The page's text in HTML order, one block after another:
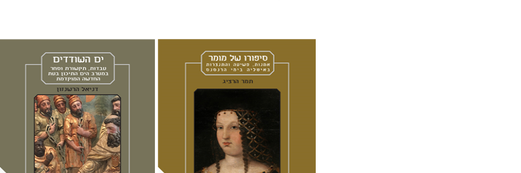
תמר הרציג
אמוץ גלעדי
דניאל הרשנזון
מירי אליאב-פלדון
ברוריה בן ברוך